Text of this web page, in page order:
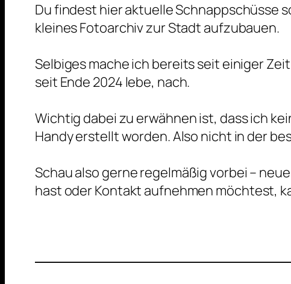
Du findest hier aktuelle Schnappschüsse
kleines Fotoarchiv zur Stadt aufzubauen.
Selbiges mache ich bereits seit einiger
seit Ende 2024 lebe, nach.
Wichtig dabei zu erwähnen ist, dass ich
Handy erstellt worden. Also nicht in der
Schau also gerne regelmäßig vorbei –
hast oder Kontakt aufnehmen möchtest,